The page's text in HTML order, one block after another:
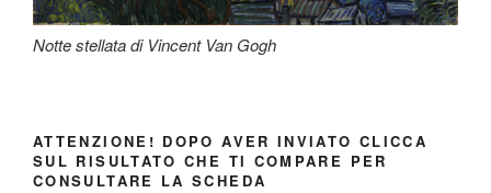
Notte stellata di Vincent Van Gogh
ATTENZIONE! DOPO AVER INVIATO CLICCA
SUL RISULTATO CHE TI COMPARE PER
CONSULTARE LA SCHEDA